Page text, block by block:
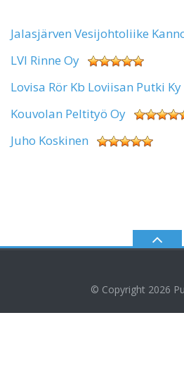
Jalasjärven Vesijohtoliike
LVI Rinne Oy
Lovisa Rör Kb Loviisan Putki Ky
Kouvolan Peltityö Oy
Juho Koskinen
© Copyright 2026